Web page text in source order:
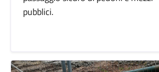
pubblici.